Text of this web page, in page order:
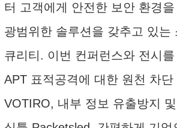
터 고객에게 안전한 보안 환경
광범위한 솔루션을 갖추고 있는
큐리티. 이번 컨퍼런스와 전시
APT 표적공격에 대한 원천 차단
VOTIRO, 내부 정보 유출방지